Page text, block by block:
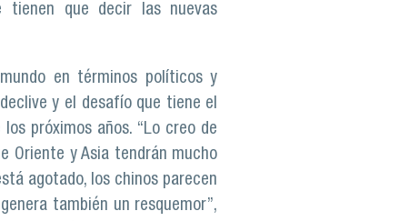
tienen que decir las nuevas
en términos políticos y
y el desafío que tiene el
próximos años. “Lo creo de
Oriente y Asia tendrán mucho
agotado, los chinos parecen
también un resquemor”,